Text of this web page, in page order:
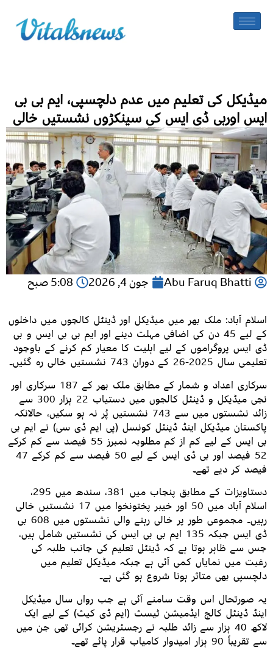
میڈیکل کی تعلیم میں عدم دلچسپی، ایم بی بی
ایس اوربی ڈی ایس کی سینکڑوں نشستیں خالی
Abu Faruq Bhatti جون 4, 2026 5:08 صبح
اسلام آباد: ملک بھر میں میڈیکل اور ڈینٹل کالجوں میں داخلوں
کے لیے 45 دن کی اضافی مہلت دینے اور ایم بی بی ایس و بی
ڈی ایس پروگراموں کے لیے اہلیت کا معیار کم کرنے کے باوجود
تعلیمی سال 2025-26 کے دوران 743 نشستیں خالی رہ گئیں۔
سرکاری اعداد و شمار کے مطابق ملک بھر کے 187 سرکاری اور
نجی میڈیکل و ڈینٹل کالجوں میں دستیاب 22 ہزار 300 سے
زائد نشستوں میں سے 743 نشستیں پُر نہ ہو سکیں، حالانکہ
پاکستان میڈیکل اینڈ ڈینٹل کونسل (پی ایم ڈی سی) نے ایم بی
بی ایس کے لیے کم از کم مطلوبہ نمبرز 55 فیصد سے کم کرکے
52 فیصد اور بی ڈی ایس کے لیے 50 فیصد سے کم کرکے 47
فیصد کر دیے تھے۔
دستاویزات کے مطابق پنجاب میں 381، سندھ میں 295،
اسلام آباد میں 50 اور خیبر پختونخوا میں 17 نشستیں خالی
رہیں۔ مجموعی طور پر خالی رہنے والی نشستوں میں 608 بی
ڈی ایس جبکہ 135 ایم بی بی ایس کی نشستیں شامل ہیں،
جس سے ظاہر ہوتا ہے کہ ڈینٹل تعلیم کی جانب طلبہ کی
رغبت میں نمایاں کمی آئی ہے جبکہ میڈیکل تعلیم میں
دلچسپی بھی متاثر ہونا شروع ہو گئی ہے۔
یہ صورتحال اس وقت سامنے آئی ہے جب رواں سال میڈیکل
اینڈ ڈینٹل کالج ایڈمیشن ٹیسٹ (ایم ڈی کیٹ) کے لیے ایک
لاکھ 40 ہزار سے زائد طلبہ نے رجسٹریشن کرائی تھی جن میں
سے تقریباً 90 ہزار امیدوار کامیاب قرار پائے تھے۔